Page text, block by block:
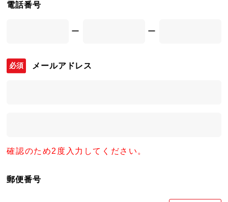
電話番号
ー ー
メールアドレス
確認のため2度入力してください。
郵便番号